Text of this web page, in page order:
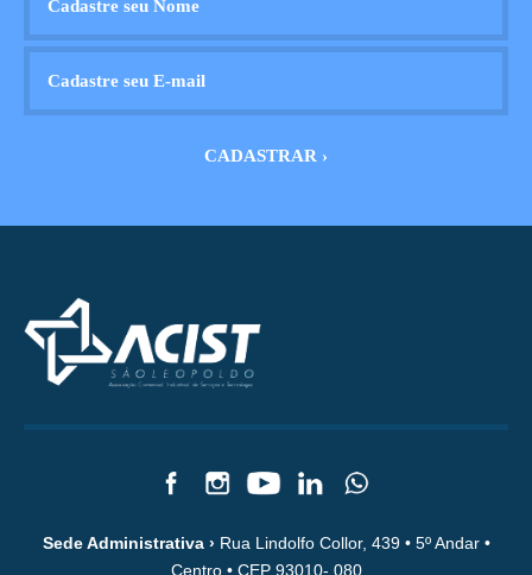
Sede Administrativa › Rua Lindolfo Collor, 439 • 5º Andar •
Centro • CEP 93010- 080